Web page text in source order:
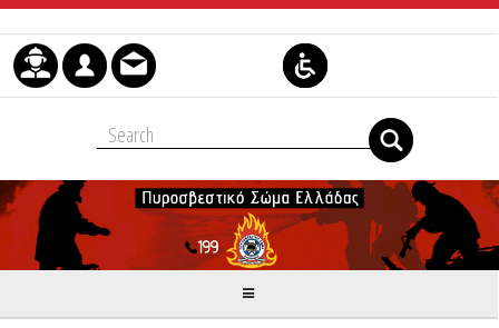
Μετάβαση στο περιεχόμενο